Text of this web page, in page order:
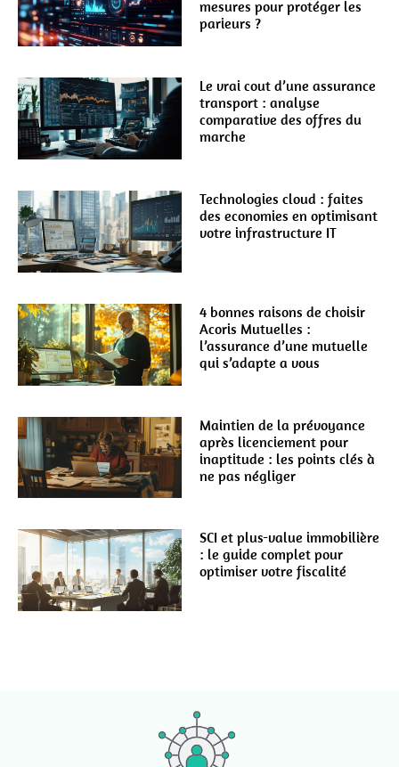
mesures pour protéger les
parieurs ?
Le vrai cout d’une assurance
transport : analyse
comparative des offres du
marche
Technologies cloud : faites
des economies en optimisant
votre infrastructure IT
4 bonnes raisons de choisir
Acoris Mutuelles :
l’assurance d’une mutuelle
qui s’adapte a vous
Maintien de la prévoyance
après licenciement pour
inaptitude : les points clés à
ne pas négliger
SCI et plus-value immobilière
: le guide complet pour
optimiser votre fiscalité